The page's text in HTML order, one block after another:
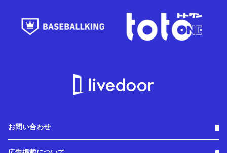
お問い合わせ